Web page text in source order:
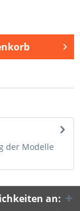
der Modelle
an: